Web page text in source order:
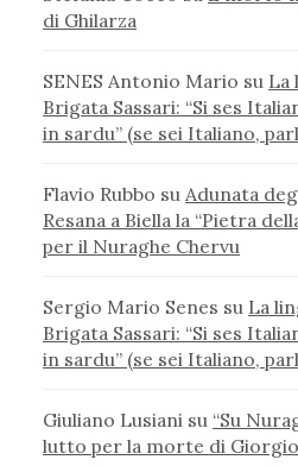
di Ghilarza
SENES Antonio Mario su La
Brigata Sassari: “Si ses
in sardu” (se sei Italiano,
Flavio Rubbo su Adunata
Resana a Biella la “Pietra
per il Nuraghe Chervu
Sergio Mario Senes su La
Brigata Sassari: “Si ses
in sardu” (se sei Italiano,
Giuliano Lusiani su “Su
lutto per la morte di